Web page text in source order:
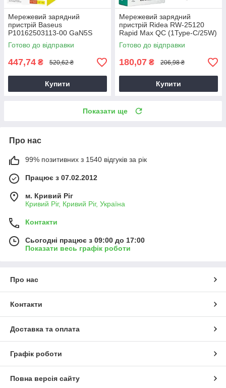
Мережевий зарядний
пристрій Baseus
P10162503113-00 GaN5S
QC3.0 (1Type-C/20W)
чорний, зарядний пристрій
для телефону
Готово до відправки
447,74 ₴ 520,62 ₴
Купити
Мережевий зарядний
пристрій Ridea RW-25120
Rapid Max QC (1Type-C/25W)
білий, блок живлення для
смартфона
Готово до відправки
180,07 ₴ 206,98 ₴
Купити
Показати ще
Про нас
99% позитивних з 1540 відгуків за рік
Працює з 07.02.2012
м. Кривий Ріг
Кривий Ріг, Кривий Ріг, Україна
Контакти
Сьогодні працює з 09:00 до 17:00
Показати весь графік роботи
Про нас
Контакти
Доставка та оплата
Графік роботи
Повна версія сайту